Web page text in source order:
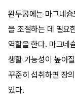
완두콩에는 마그네
을 조절하는 데 필요
역할을 한다. 마그네
생할 가능성이 높아
꾸준히 섭취하면 장
있다.